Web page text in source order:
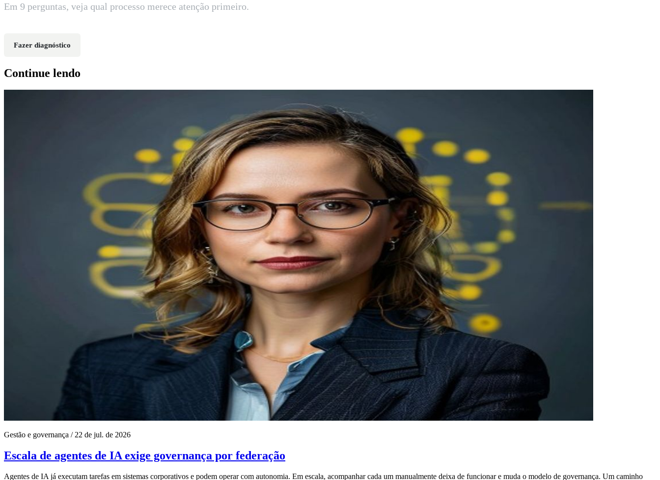
Em 9 perguntas, veja qual processo merece atenção primeiro.
Fazer diagnóstico
Continue lendo
Gestão e governança / 22 de jul. de 2026
Escala de agentes de IA exige governança por federação
Agentes de IA já executam tarefas em sistemas corporativos e podem operar com autonomia. Em escala, acompanhar cada um manualmente deixa de funcionar e muda o modelo de governança. Um caminho